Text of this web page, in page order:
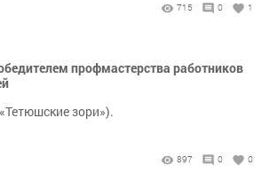
715 0 1
профмастерства работников
зори»).
897 0 0